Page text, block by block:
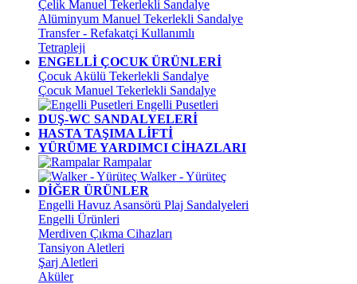
Çelik Manuel Tekerlekli Sandalye
Alüminyum Manuel Tekerlekli Sandalye
Transfer - Refakatçi Kullanımlı
Tetrapleji
ENGELLİ ÇOCUK ÜRÜNLERİ
Çocuk Akülü Tekerlekli Sandalye
Çocuk Manuel Tekerlekli Sandalye
Engelli Pusetleri
DUŞ-WC SANDALYELERİ
HASTA TAŞIMA LİFTİ
YÜRÜME YARDIMCI CİHAZLARI
Rampalar
Walker - Yürüteç
DİĞER ÜRÜNLER
Engelli Havuz Asansörü Plaj Sandalyeleri
Engelli Ürünleri
Merdiven Çıkma Cihazları
Tansiyon Aletleri
Şarj Aletleri
Aküler